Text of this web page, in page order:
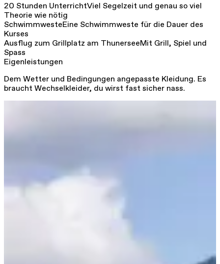
20 Stunden UnterrichtViel Segelzeit und genau so viel
Theorie wie nötig
SchwimmwesteEine Schwimmweste für die Dauer des
Kurses
Ausflug zum Grillplatz am ThunerseeMit Grill, Spiel und
Spass
Eigenleistungen
Dem Wetter und Bedingungen angepasste Kleidung. Es
braucht Wechselkleider, du wirst fast sicher nass.